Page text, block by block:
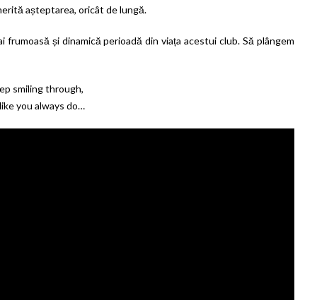
așteptarea, oricât de lungă.
frumoasă și dinamică perioadă din viața acestui club. Să plângem
smiling through,
you always do…